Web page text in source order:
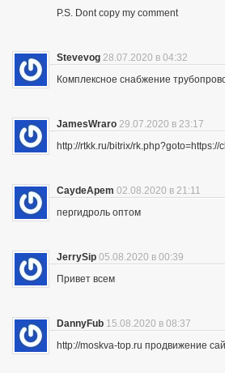
P.S. Dont copy my comment
Stevevog 28.07.2020 в 04:32
Комплексное снабжение
JamesWraro 29.07.2020 в 23:17
http://rtkk.ru/bitrix/
CaydeApem 02.08.2020 в 21:11
пергидроль оптом
JerrySip 05.08.2020 в 00:39
Привет всем
DannyFub 15.08.2020 в 08:37
http://moskva-top.ru продвижение